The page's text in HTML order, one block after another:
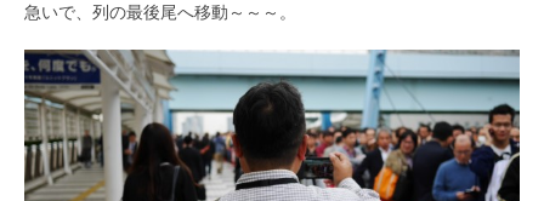
急いで、列の最後尾へ移動～～～。